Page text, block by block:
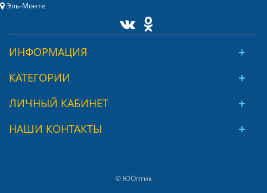
Эль-Монте
ИНФОРМАЦИЯ
КАТЕГОРИИ
ЛИЧНЫЙ КАБИНЕТ
НАШИ КОНТАКТЫ
© ЮОптик